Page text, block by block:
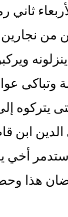
من
يتركوه
ابن
أخي
هذا